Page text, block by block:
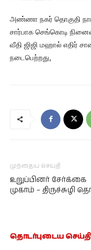
அண்ணா நகர் தொகுதி நாம்
சார்பாக செங்கொடி
வீதி ஜிஜி மஹால் எதிர்
நடைபெற்றது,
முந்தைய செய்தி
உறுப்பினர் சேர்க்கை
முகாம் – திருச்சுழி
தொடர்புடைய